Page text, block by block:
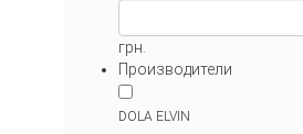
грн.
Производители
DOLA ELVIN